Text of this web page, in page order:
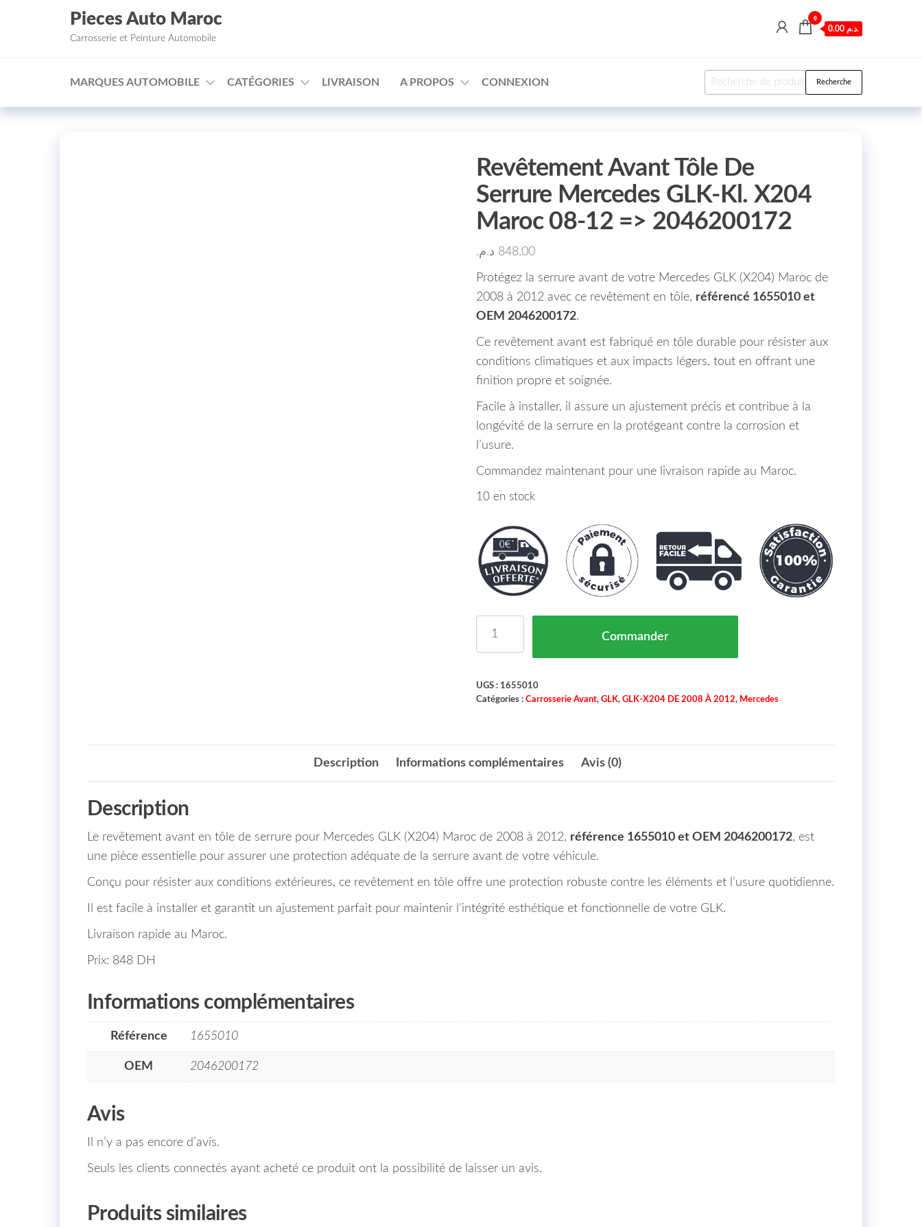
□
Aller au contenu
Pieces Auto Maroc
Carrosserie et Peinture Automobile
0
0.00 د.م.
MARQUES AUTOMOBILE CATÉGORIES LIVRAISON A PROPOS CONNEXION Recherche pour : Recherche
Revêtement Avant Tôle De
Serrure Mercedes GLK-Kl. X204
Maroc 08-12 => 2046200172
848.00 د.م.
Protégez la serrure avant de votre Mercedes GLK (X204) Maroc de
2008 à 2012 avec ce revêtement en tôle, référencé 1655010 et
OEM 2046200172.
Ce revêtement avant est fabriqué en tôle durable pour résister aux
conditions climatiques et aux impacts légers, tout en offrant une
finition propre et soignée.
Facile à installer, il assure un ajustement précis et contribue à la
longévité de la serrure en la protégeant contre la corrosion et
l’usure.
Commandez maintenant pour une livraison rapide au Maroc.
10 en stock
Commander
UGS : 1655010
Catégories : Carrosserie Avant, GLK, GLK-X204 DE 2008 À 2012, Mercedes
Description Informations complémentaires Avis (0)
Description
Le revêtement avant en tôle de serrure pour Mercedes GLK (X204) Maroc de 2008 à 2012, référence 1655010 et OEM 2046200172, est
une pièce essentielle pour assurer une protection adéquate de la serrure avant de votre véhicule.
Conçu pour résister aux conditions extérieures, ce revêtement en tôle offre une protection robuste contre les éléments et l’usure quotidienne.
Il est facile à installer et garantit un ajustement parfait pour maintenir l’intégrité esthétique et fonctionnelle de votre GLK.
Livraison rapide au Maroc.
Prix: 848 DH
Informations complémentaires
Référence 1655010
OEM 2046200172
Avis
Il n’y a pas encore d’avis.
Seuls les clients connectés ayant acheté ce produit ont la possibilité de laisser un avis.
Produits similaires